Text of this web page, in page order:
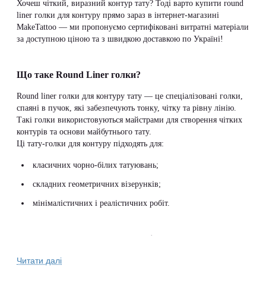
Хочеш чіткий, виразний контур тату? Тоді варто купити round
liner голки для контуру прямо зараз в інтернет-магазині
MakeTattoo — ми пропонуємо сертифіковані витратні матеріали
за доступною ціною та з швидкою доставкою по Україні!
Що таке Round Liner голки?
Round liner голки для контуру тату — це спеціалізовані голки,
спаяні в пучок, які забезпечують тонку, чітку та рівну лінію.
Такі голки використовуються майстрами для створення чітких
контурів та основи майбутнього тату.
Ці тату-голки для контуру підходять для:
класичних чорно-білих татуювань;
складних геометричних візерунків;
мінімалістичних і реалістичних робіт.
Чому обирають голки Round Liner?
Професійні майстри обирають голки для контуру тату round
Читати далі